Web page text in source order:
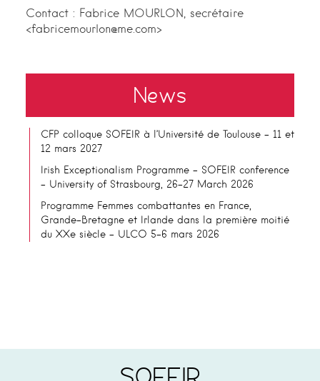
Contact : Fabrice MOURLON, secrétaire
<fabricemourlon@me.com>
News
CFP colloque SOFEIR à l’Université de Toulouse – 11 et
12 mars 2027
Irish Exceptionalism Programme – SOFEIR conference
– University of Strasbourg, 26-27 March 2026
Programme Femmes combattantes en France,
Grande-Bretagne et Irlande dans la première moitié
du XXe siècle – ULCO 5-6 mars 2026